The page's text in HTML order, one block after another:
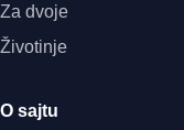
Za dvoje
Životinje
O sajtu